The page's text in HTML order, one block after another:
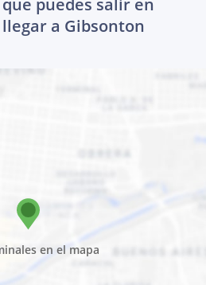
puedes salir en
a Gibsonton
en el mapa